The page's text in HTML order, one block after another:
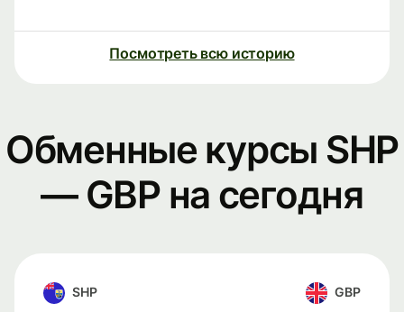
Посмотреть всю историю
Обменные курсы SHP
— GBP на сегодня
SHP GBP